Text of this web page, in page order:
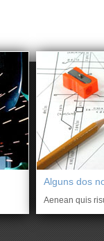
Alguns dos
Aenean quis